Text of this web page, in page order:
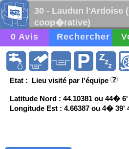
30 - Laudun l'Ardoise
coop�rative)
0 Avis
Rechercher
Etat : Lieu visité par l'équipe
Latitude Nord : 44.10381 ou 44� 6'
Longitude Est : 4.66387 ou 4� 39'